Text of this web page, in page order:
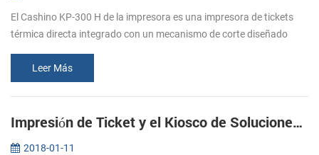
El Cashino KP-300 H de la impresora es una impresora de tickets
térmica directa integrado con un mecanismo de corte diseñado
300 H ca...
Leer Más
Impresión de Ticket y el Kiosco de Soluciones de Impresión
2018-01-11